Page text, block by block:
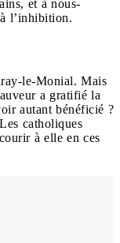
et à nous-
l’inhibition.
le-Monial. Mais
a gratifié la
autant bénéficié ?
catholiques
à elle en ces